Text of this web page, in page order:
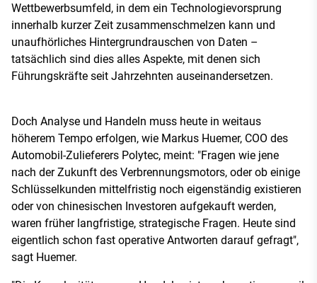
Wettbewerbsumfeld, in dem ein Technologievorsprung
innerhalb kurzer Zeit zusammenschmelzen kann und
unaufhörliches Hintergrundrauschen von Daten –
tatsächlich sind dies alles Aspekte, mit denen sich
Führungskräfte seit Jahrzehnten auseinandersetzen.
Doch Analyse und Handeln muss heute in weitaus
höherem Tempo erfolgen, wie Markus Huemer, COO des
Automobil-Zulieferers Polytec, meint: "Fragen wie jene
nach der Zukunft des Verbrennungsmotors, oder ob einige
Schlüsselkunden mittelfristig noch eigenständig existieren
oder von chinesischen Investoren aufgekauft werden,
waren früher langfristige, strategische Fragen. Heute sind
eigentlich schon fast operative Antworten darauf gefragt",
sagt Huemer.